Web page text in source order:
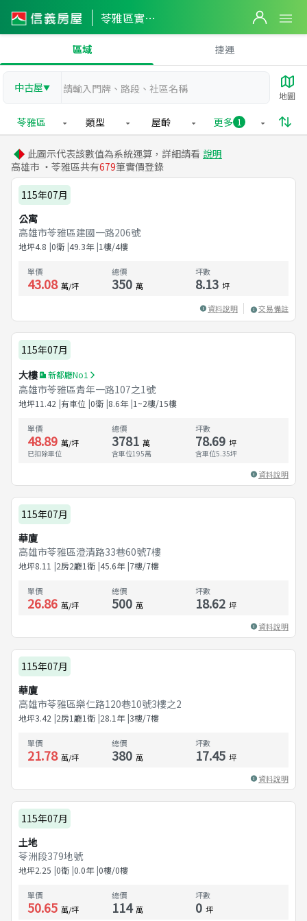
苓雅區實價登錄
區域 捷運
中古屋▼
地圖
苓雅區 類型 屋齡 更多 1
此圖示代表該數值為系統運算，詳細請看 說明
高雄市 ・苓雅區共有679筆實價登錄
115年07月
公寓
高雄市苓雅區建國一路206號
地坪4.8 0衛 49.3年 1樓/4樓
單價
43.08 萬/坪
總價
350 萬
坪數
8.13 坪
資料說明 交易備註
115年07月
大樓
新都廳No1
高雄市苓雅區青年一路107之1號
地坪11.42 有車位 0衛 8.6年 1~2樓/15樓
單價
48.89 萬/坪
已扣除車位
總價
3781 萬
含車位195萬
坪數
78.69 坪
含車位5.35坪
資料說明
115年07月
華廈
高雄市苓雅區澄清路33巷60號7樓
地坪8.11 2房2廳1衛 45.6年 7樓/7樓
單價
26.86 萬/坪
總價
500 萬
坪數
18.62 坪
資料說明
115年07月
華廈
高雄市苓雅區樂仁路120巷10號3樓之2
地坪3.42 2房1廳1衛 28.1 年 3樓/7樓
單價
21.78 萬/坪
總價
380 萬
坪數
17.45 坪
資料說明
115年07月
土地
苓洲段379地號
地坪2.25 0衛 0.0年 0樓/0樓
單價
50.65 萬/坪
總價
114 萬
坪數
0 坪